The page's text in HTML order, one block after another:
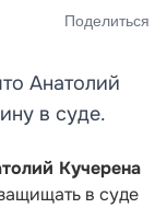
Поделиться
Анатолий
в суде.
Кучерена
в суде